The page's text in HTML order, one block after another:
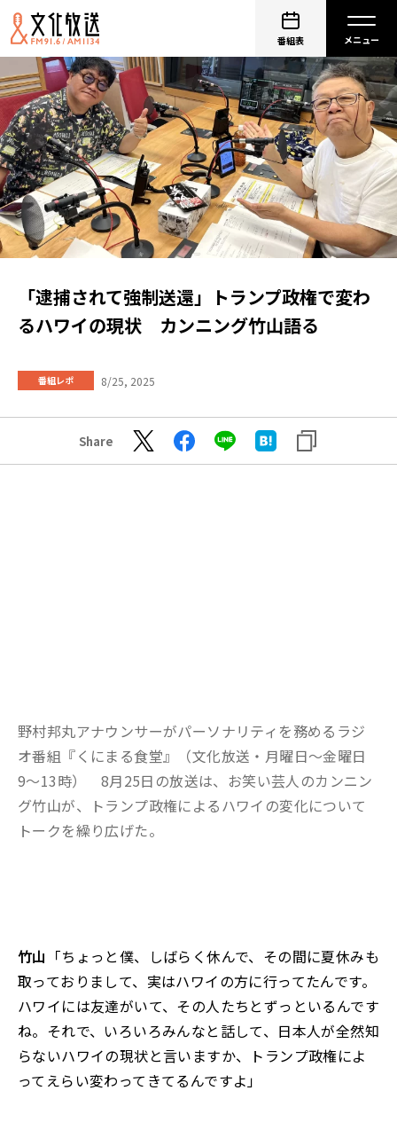
番組表
「逮捕されて強制送還」トランプ政権で変わ
るハワイの現状 カンニング竹山語る
番組レポ 8/25, 2025
Share
野村邦丸アナウンサーがパーソナリティを務めるラジ
オ番組『くにまる食堂』（文化放送・月曜日～金曜日
9〜13時） 8月25日の放送は、お笑い芸人のカンニン
グ竹山が、トランプ政権によるハワイの変化について
トークを繰り広げた。
竹山 「ちょっと僕、しばらく休んで、その間に夏休みも
取っておりまして、実はハワイの方に行ってたんです。
ハワイには友達がいて、その人たちとずっといるんです
ね。それで、いろいろみんなと話して、日本人が全然知
らないハワイの現状と言いますか、トランプ政権によ
ってえらい変わってきてるんですよ」